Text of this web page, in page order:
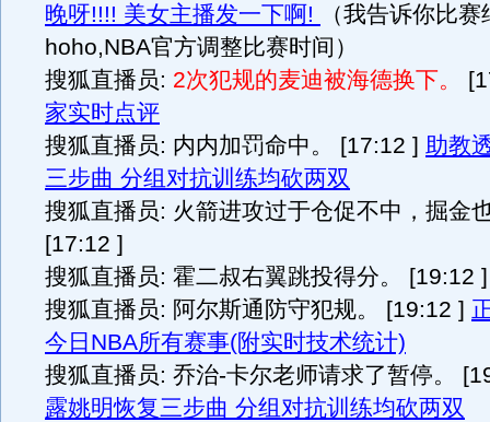
晚呀!!!! 美女主播发一下啊!
（我告诉你比赛
hoho,NBA官方调整比赛时间）
搜狐直播员: 2次犯规的麦迪被海德换下。
家实时点评
搜狐直播员: 内内加罚命中。 [17:12 ] 助教
三步曲 分组对抗训练均砍两双
搜狐直播员: 火箭进攻过于仓促不中，掘金
[17:12 ]
搜狐直播员: 霍二叔右翼跳投得分。 [19:12 ]
搜狐直播员: 阿尔斯通防守犯规。 [19:12 ]
今日NBA所有赛事(附实时技术统计)
搜狐直播员: 乔治-卡尔老师请求了暂停。
露姚明恢复三步曲 分组对抗训练均砍两双